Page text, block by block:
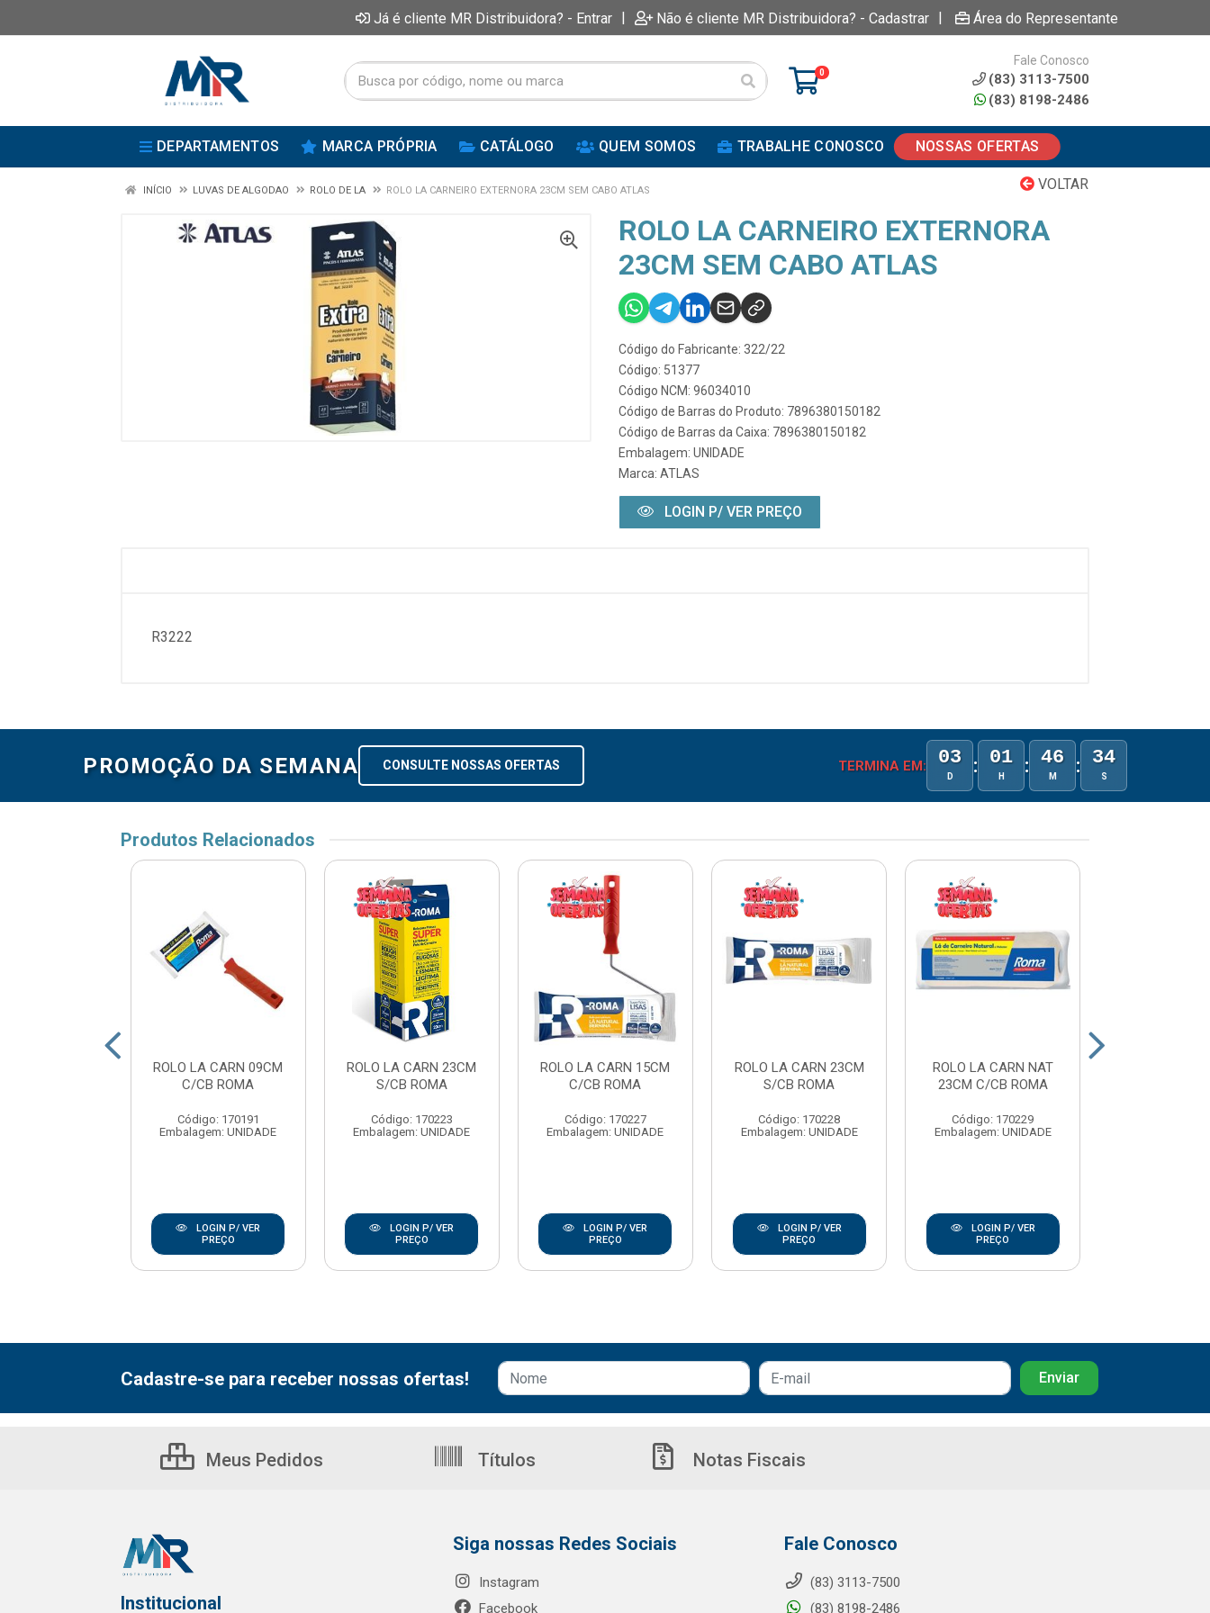
Já é cliente MR Distribuidora? - Entrar | Não é cliente MR Distribuidora? - Cadastrar | Área do Representante
0
Fale Conosco
(83) 3113-7500
(83) 8198-2486
DEPARTAMENTOS MARCA PRÓPRIA CATÁLOGO QUEM SOMOS TRABALHE CONOSCO NOSSAS OFERTAS
VOLTAR
INÍCIO LUVAS DE ALGODAO ROLO DE LA ROLO LA CARNEIRO EXTERNORA 23CM SEM CABO ATLAS
ROLO LA CARNEIRO EXTERNORA
23CM SEM CABO ATLAS
Código do Fabricante: 322/22
Código: 51377
Código NCM: 96034010
Código de Barras do Produto: 7896380150182
Código de Barras da Caixa: 7896380150182
Embalagem: UNIDADE
Marca: ATLAS
LOGIN P/ VER PREÇO
R3222
PROMOÇÃO DA SEMANA CONSULTE NOSSAS OFERTAS TERMINA EM: 03
D : 01
H : 46
M : 34
S
Produtos Relacionados
ROLO LA CARN 09CM
C/CB ROMA
Código: 170191
Embalagem: UNIDADE
LOGIN P/ VER
PREÇO
ROLO LA CARN 23CM
S/CB ROMA
Código: 170223
Embalagem: UNIDADE
LOGIN P/ VER
PREÇO
ROLO LA CARN 15CM
C/CB ROMA
Código: 170227
Embalagem: UNIDADE
LOGIN P/ VER
PREÇO
ROLO LA CARN 23CM
S/CB ROMA
Código: 170228
Embalagem: UNIDADE
LOGIN P/ VER
PREÇO
ROLO LA CARN NAT
23CM C/CB ROMA
Código: 170229
Embalagem: UNIDADE
LOGIN P/ VER
PREÇO
Cadastre-se para receber nossas ofertas!
Meus Pedidos Títulos Notas Fiscais
Institucional
Siga nossas Redes Sociais
Instagram
Facebook
Fale Conosco
(83) 3113-7500
(83) 8198-2486